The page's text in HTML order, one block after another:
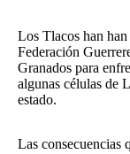
Los Tlacos han
Federación
Granados para
algunas células de
estado.
Las consecuencias